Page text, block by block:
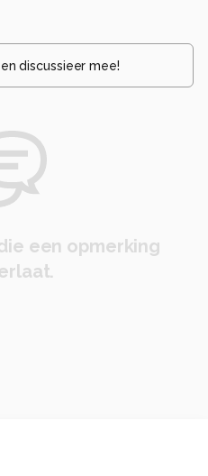
en discussieer mee!
een opmerking